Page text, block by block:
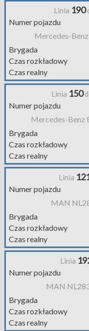
Linia 190
Numer pojazdu
Mercedes-
Brygada
Czas rozkładowy
Czas realny
Linia 150
Numer pojazdu
Mercedes-Benz
Brygada
Czas rozkładowy
Czas realny
Linia
Numer pojazdu
MAN
Brygada
Czas rozkładowy
Czas realny
Linia
Numer pojazdu
MAN
Brygada
Czas rozkładowy
Czas realny